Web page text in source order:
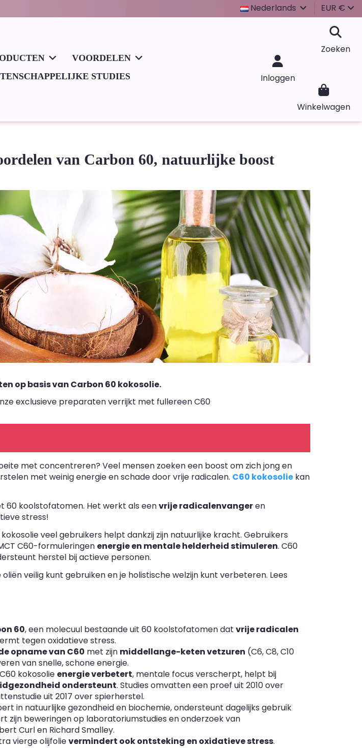
Nederlands EUR €
VOORDELEN
STUDIES
Zoeken
Inloggen
Winkelwagen
van Carbon 60, natuurlijke boost
op basis van Carbon 60 kokosolie.
exclusieve preparaten verrijkt met fullereen C60
met concentreren? Veel mensen zoeken een boost om zich jong en
met weinig energie en schade door vrije radicalen. C60 kokosolie kan
60 koolstofatomen. Het werkt als eenvrije radicalenvangeren
stress!
veel gebruikers helpt dankzij zijn natuurlijke kracht. Gebruikers
C60-formuleringen energie en mentale helderheid stimuleren. C60
herstel bij actieve personen.
veilig kunt gebruiken en je holistische welzijn kunt verbeteren. Lees
60, een molecuul bestaande uit 60 koolstofatomen dat vrije radicalen
tegen oxidatieve stress.
opname van C60 met zijn middellange-keten vetzuren (C6, C8, C10
van snelle, schone energie.
kokosolie energie verbetert, mentale focus verscherpt, helpt bij
ondersteunt. Studies omvatten een proef uit 2010 over
uit 2017 over spierherstel.
in natuurlijke gezondheid en biochemie, ondersteunt dagelijks gebruik
zijn beweringen op laboratoriumstudies en onderzoek van
Curl en Richard Smalley.
vierge olijfolievermindert ook ontsteking en oxidatieve stress.